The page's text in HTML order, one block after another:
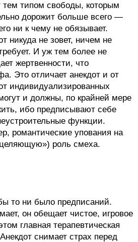
тем типом свободы, которым
дорожит больше всего —
ни к чему не обязывает.
никуда не зовет, ничем не
И уж тем более не
жертвенности, что
Это отличает анекдот и от
индивидуализированных
и должны, по крайней мере
ибо предписывают себе
функции.
романтические упования на
роль смеха.
то ни было предписаний.
он обещает чистое, игровое
главная терапевтическая
снимает страх перед